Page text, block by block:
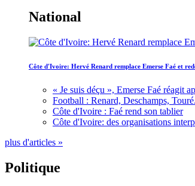
National
Côte d'Ivoire: Hervé Renard remplace Emerse Faé et
« Je suis déçu », Emerse Faé réagit
Football : Renard, Deschamps,
Côte d'Ivoire : Faé rend son tablier
Côte d'Ivoire: des organisations
plus d'articles »
Politique